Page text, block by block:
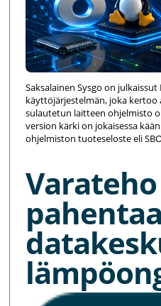
Saksalainen Sysgo on julkaissut
käyttöjärjestelmän, joka
sulautetun laitteen ohjelmisto
version kärki on jokaisessa
ohjelmiston tuoteseloste eli
pahentaa